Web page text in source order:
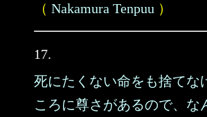
（ Nakamura Tenpuu ）
17.
死にたくない命をも捨てな
ころに尊さがあるので、な